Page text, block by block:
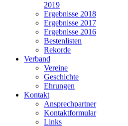
2019
Ergebnisse 2018
Ergebnisse 2017
Ergebnisse 2016
Bestenlisten
Rekorde
Verband
Vereine
Geschichte
Ehrungen
Kontakt
Ansprechpartner
Kontaktformular
Links